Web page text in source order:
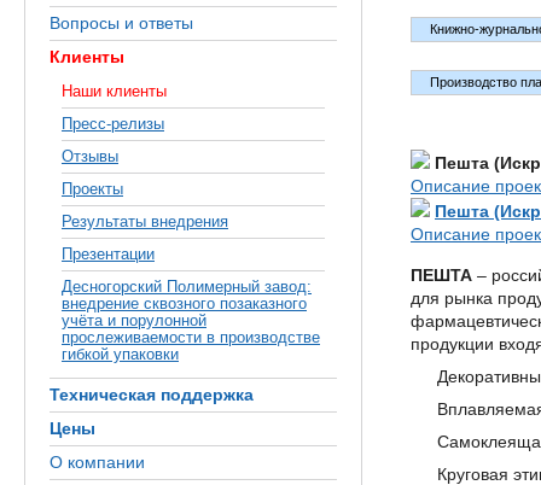
Вопросы и ответы
Клиенты
Наши клиенты
Пресс-релизы
Отзывы
Проекты
Результаты внедрения
Презентации
Десногорский Полимерный завод:
внедрение сквозного позаказного
учёта и порулонной
прослеживаемости в производстве
гибкой упаковки
Техническая поддержка
Цены
О компании
Книжно-
Производство
Пешта
Описание
Пешта
Описание
ПЕШТА –
для рынка
продукции
Круговая